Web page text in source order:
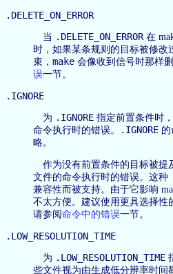
.DELETE_ON_ERROR
当 .DELETE_ON_ERROR在
时，如果某条规则的目标被修
束， make 会像收到信号时那样
误一节。
.IGNORE
为 .IGNORE 指定前置条件时，
命令执行时的错误。
.IGNORE
略。
作为没有前置条件的目标被提
文件的命令执行时的错误。这种
兼容性而被支持。由于它影响
不太方便。建议使用更具选择性
请参阅命令中的错误一节。
.LOW_RESOLUTION_TIME
为 .LOW_RESOLUTION_TIME
些文件视为由生成低分辨率时间